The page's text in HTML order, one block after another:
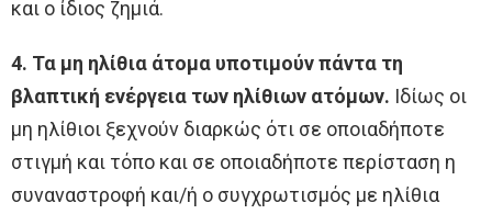
και ο ίδιος ζημιά.
4. Τα μη ηλίθια άτομα υποτιμούν πάντα τη
βλαπτική ενέργεια των ηλίθιων ατόμων. Ιδίως οι
μη ηλίθιοι ξεχνούν διαρκώς ότι σε οποιαδήποτε
στιγμή και τόπο και σε οποιαδήποτε περίσταση η
συναναστροφή και/ή ο συγχρωτισμός με ηλίθια